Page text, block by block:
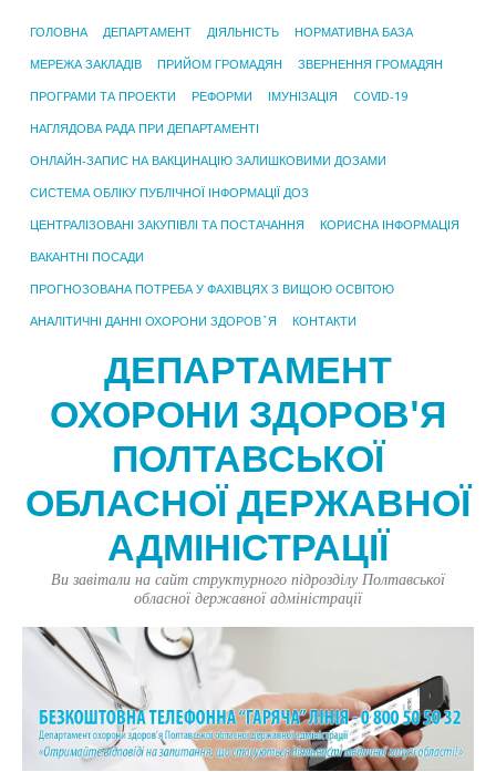
ГОЛОВНА ДЕПАРТАМЕНТ ДІЯЛЬНІСТЬ НОРМАТИВНА БАЗА
МЕРЕЖА ЗАКЛАДІВ ПРИЙОМ ГРОМАДЯН ЗВЕРНЕННЯ ГРОМАДЯН
ПРОГРАМИ ТА ПРОЕКТИ РЕФОРМИ ІМУНІЗАЦІЯ COVID-19
НАГЛЯДОВА РАДА ПРИ ДЕПАРТАМЕНТІ
ОНЛАЙН-ЗАПИС НА ВАКЦИНАЦІЮ ЗАЛИШКОВИМИ ДОЗАМИ
СИСТЕМА ОБЛІКУ ПУБЛІЧНОЇ ІНФОРМАЦІЇ ДОЗ
ЦЕНТРАЛІЗОВАНІ ЗАКУПІВЛІ ТА ПОСТАЧАННЯ КОРИСНА ІНФОРМАЦІЯ
ВАКАНТНІ ПОСАДИ
ПРОГНОЗОВАНА ПОТРЕБА У ФАХІВЦЯХ З ВИЩОЮ ОСВІТОЮ
АНАЛІТИЧНІ ДАННІ ОХОРОНИ ЗДОРОВ`Я КОНТАКТИ
ДЕПАРТАМЕНТ
ОХОРОНИ ЗДОРОВ'Я
ПОЛТАВСЬКОЇ
ОБЛАСНОЇ ДЕРЖАВНОЇ
АДМІНІСТРАЦІЇ
Ви завітали на сайт структурного підрозділу Полтавської
обласної державної адміністрації